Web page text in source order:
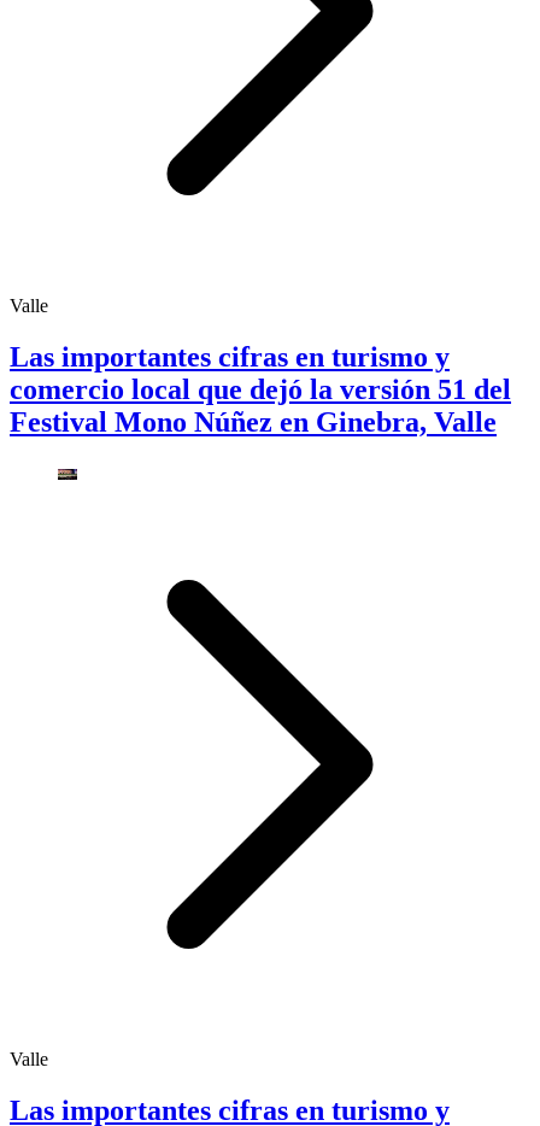
Valle
Las importantes cifras en turismo y
comercio local que dejó la versión 51 del
Festival Mono Núñez en Ginebra, Valle
Valle
Las importantes cifras en turismo y